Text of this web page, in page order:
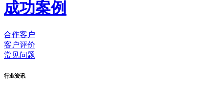
成功案例
合作客户
客户评价
常见问题
行业资讯